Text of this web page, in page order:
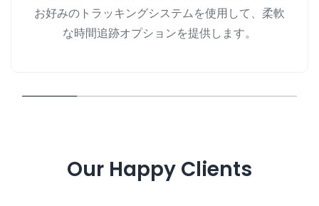
お好みのトラッキングシステムを使用して、柔軟
な時間追跡オプションを提供します。
Our Happy Clients